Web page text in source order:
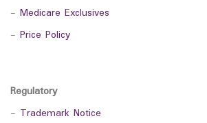
- Medicare Exclusives
- Price Policy
Regulatory
- Trademark Notice